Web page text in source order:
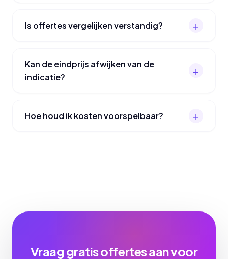
Is offertes vergelijken verstandig?
Kan de eindprijs afwijken van de
indicatie?
Hoe houd ik kosten voorspelbaar?
Vraag gratis offertes aan voor